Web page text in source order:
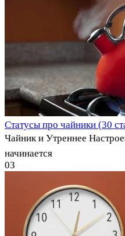
Статусы про чайники (30
Чайник и Утреннее
начинается
03